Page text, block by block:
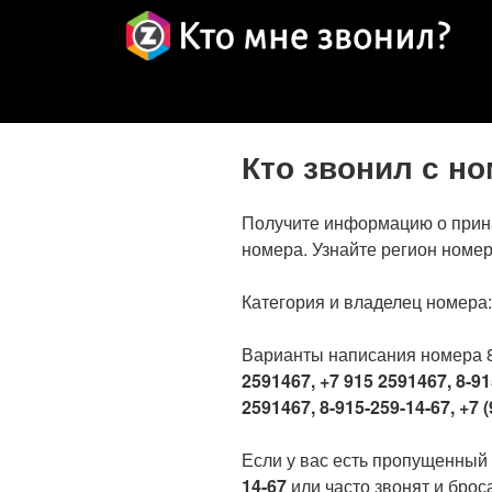
Кто звонил с
Получите информацию о
номера. Узнайте регион
Категория и владелец
Варианты написания номера
2591467, +7 915 2591467, 8-
2591467, 8-915-259-14-67, +7
Если у вас есть
14-67 или часто звонят и